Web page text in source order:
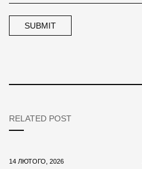
RELATED POST
14 ЛЮТОГО, 2026